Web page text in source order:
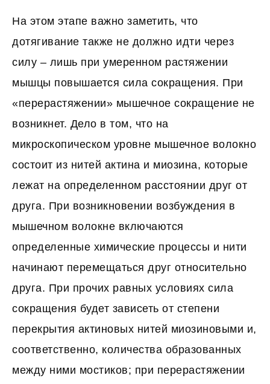
На этом этапе важно заметить, что
дотягивание также не должно идти через
силу – лишь при умеренном растяжении
мышцы повышается сила сокращения. При
«перерастяжении» мышечное сокращение не
возникнет. Дело в том, что на
микроскопическом уровне мышечное волокно
состоит из нитей актина и миозина, которые
лежат на определенном расстоянии друг от
друга. При возникновении возбуждения в
мышечном волокне включаются
определенные химические процессы и нити
начинают перемещаться друг относительно
друга. При прочих равных условиях сила
сокращения будет зависеть от степени
перекрытия актиновых нитей миозиновыми и,
соответственно, количества образованных
между ними мостиков; при перерастяжении